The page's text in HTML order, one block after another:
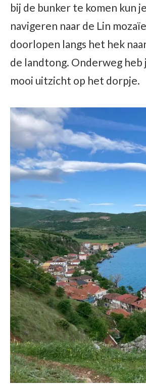
bij de bunker te komen kun
navigeren naar de Lin
doorlopen langs het hek
de landtong. Onderweg heb
mooi uitzicht op het dorpje.